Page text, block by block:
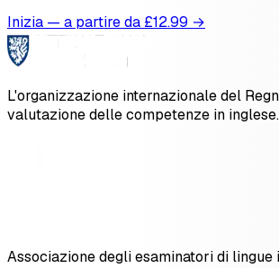
Inizia — a partire da £12.99 →
L'organizzazione internazionale del
valutazione delle competenze in inglese.
Associazione degli esaminatori di lingue